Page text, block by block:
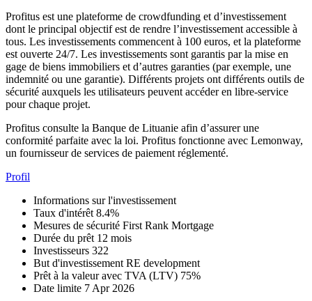
Profitus est une plateforme de crowdfunding et d’investissement
dont le principal objectif est de rendre l’investissement accessible à
tous. Les investissements commencent à 100 euros, et la plateforme
est ouverte 24/7. Les investissements sont garantis par la mise en
gage de biens immobiliers et d’autres garanties (par exemple, une
indemnité ou une garantie). Différents projets ont différents outils de
sécurité auxquels les utilisateurs peuvent accéder en libre-service
pour chaque projet.
Profitus consulte la Banque de Lituanie afin d’assurer une
conformité parfaite avec la loi. Profitus fonctionne avec Lemonway,
un fournisseur de services de paiement réglementé.
Profil
Informations sur l'investissement
Taux d'intérêt 8.4%
Mesures de sécurité First Rank Mortgage
Durée du prêt 12 mois
Investisseurs 322
But d'investissement RE development
Prêt à la valeur avec TVA (LTV) 75%
Date limite 7 Apr 2026